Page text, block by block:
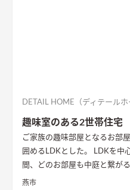
DETAIL HOME（ディテールホ
趣味室のある2世帯住宅
ご家族の趣味部屋となるお部
囲めるLDKとした。 LDKを中心とし、ご両親様世帯と広い客
間、どのお部屋も中庭と繋が
ても感じることができる。 2階にはセカンドリビング、ミニキッ
燕市